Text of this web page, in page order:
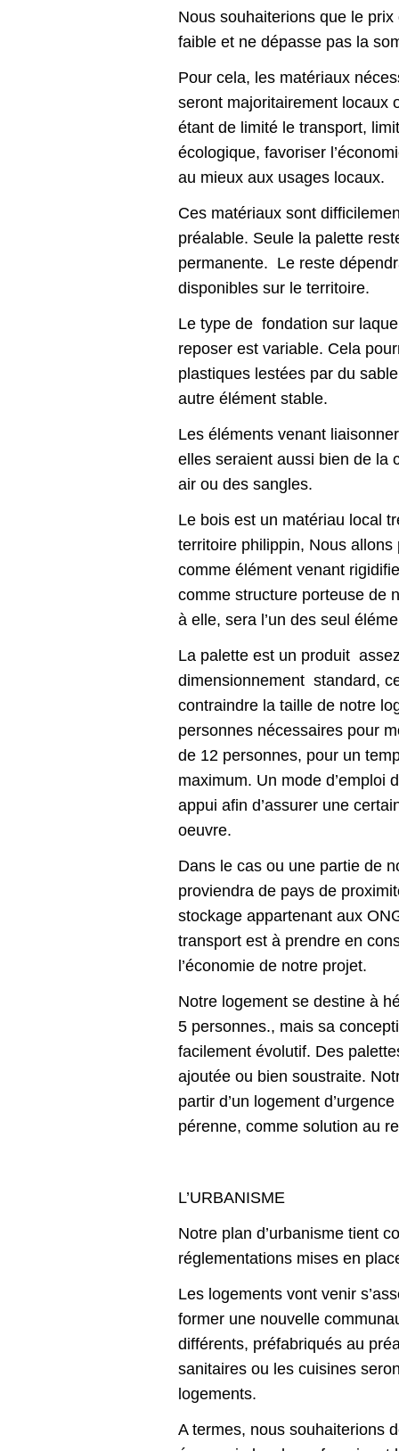
Nous souhaiterions que le prix
faible et ne dépasse pas la
Pour cela, les matériaux
seront majoritairement locaux
étant de limité le transport,
écologique, favoriser
au mieux aux usages locaux.
Ces matériaux sont
préalable. Seule la palette
permanente. Le reste
disponibles sur le territoire.
Le type de fondation sur
reposer est variable. Cela
plastiques lestées par du
autre élément stable.
Les éléments venant
elles seraient aussi bien de la
air ou des sangles.
Le bois est un matériau local
territoire philippin, Nous allons
comme élément venant
comme structure porteuse de
à elle, sera l’un des seul
La palette est un produit
dimensionnement standard,
contraindre la taille de notre
personnes nécessaires pour
de 12 personnes, pour un
maximum. Un mode d’emploi
appui afin d’assurer une
oeuvre.
Dans le cas ou une partie de
proviendra de pays de
stockage appartenant aux
transport est à prendre en
l’économie de notre projet.
Notre logement se destine à
5 personnes., mais sa
facilement évolutif. Des
ajoutée ou bien soustraite.
partir d’un logement
pérenne, comme solution au
L’URBANISME
Notre plan d’urbanisme tient
réglementations mises en
Les logements vont venir
former une nouvelle
différents, préfabriqués au
sanitaires ou les cuisines
logements.
A termes, nous souhaiterions